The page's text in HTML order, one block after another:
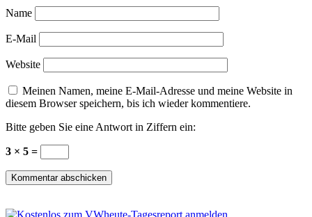
Name
E-Mail
Website
Meinen Namen, meine E-Mail-Adresse und meine Website in
diesem Browser speichern, bis ich wieder kommentiere.
Bitte geben Sie eine Antwort in Ziffern ein:
3 × 5 =